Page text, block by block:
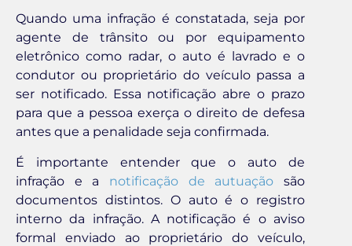
Quando uma infração é constatada, seja por
agente de trânsito ou por equipamento
eletrônico como radar, o auto é lavrado e o
condutor ou proprietário do veículo passa a
ser notificado. Essa notificação abre o prazo
para que a pessoa exerça o direito de defesa
antes que a penalidade seja confirmada.
É importante entender que o auto de
infração e a notificação de autuação são
documentos distintos. O auto é o registro
interno da infração. A notificação é o aviso
formal enviado ao proprietário do veículo,